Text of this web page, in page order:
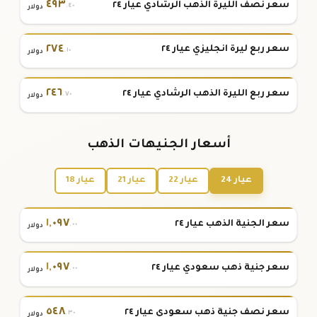
سعر نصف الليرة الذهب الرشادي عيار ٢٤ ٤٩٣.٤٠ دولار
سعر ربع ليرة انجليزي عيار ٢٤ ٢٧٤.١٠ دولار
سعر ربع الليرة الذهب الرشادي عيار ٢٤ ٢٤٦.٧٠ دولار
أسعار الجنيهات الذهب
عيار 24 عيار 22 عيار 21 عيار 18
سعر الجنية الذهب عيار ٢٤ ١,٠٩٧.٠٠ دولار
سعر جنية ذهب سعودي عيار ٢٤ ١,٠٩٧.٠٠ دولار
سعر نصف جنية ذهب سعودي عيار ٢٤ ٥٤٨.٣٠ دولار